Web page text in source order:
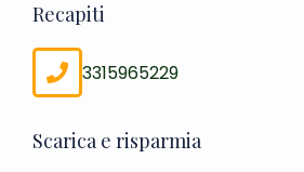
Recapiti
3315965229
Scarica e risparmia